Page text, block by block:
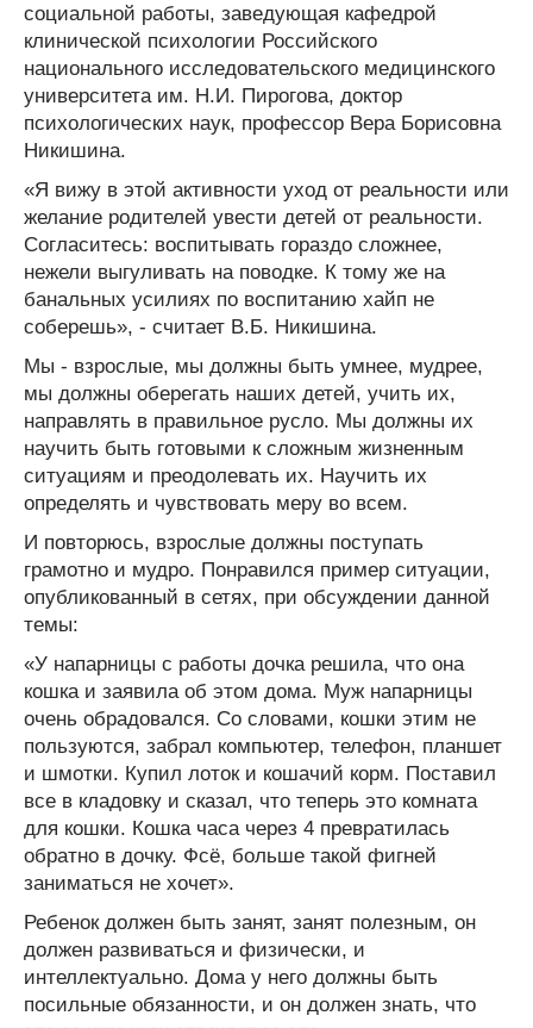
социальной работы, заведующая кафедрой
клинической психологии Российского
национального исследовательского медицинского
университета им. Н.И. Пирогова, доктор
психологических наук, профессор Вера Борисовна
Никишина.
«Я вижу в этой активности уход от реальности или
желание родителей увести детей от реальности.
Согласитесь: воспитывать гораздо сложнее,
нежели выгуливать на поводке. К тому же на
банальных усилиях по воспитанию хайп не
соберешь», - считает В.Б. Никишина.
Мы - взрослые, мы должны быть умнее, мудрее,
мы должны оберегать наших детей, учить их,
направлять в правильное русло. Мы должны их
научить быть готовыми к сложным жизненным
ситуациям и преодолевать их. Научить их
определять и чувствовать меру во всем.
И повторюсь, взрослые должны поступать
грамотно и мудро. Понравился пример ситуации,
опубликованный в сетях, при обсуждении данной
темы:
«У напарницы с работы дочка решила, что она
кошка и заявила об этом дома. Муж напарницы
очень обрадовался. Со словами, кошки этим не
пользуются, забрал компьютер, телефон, планшет
и шмотки. Купил лоток и кошачий корм. Поставил
все в кладовку и сказал, что теперь это комната
для кошки. Кошка часа через 4 превратилась
обратно в дочку. Фсё, больше такой фигней
заниматься не хочет».
Ребенок должен быть занят, занят полезным, он
должен развиваться и физически, и
интеллектуально. Дома у него должны быть
посильные обязанности, и он должен знать, что